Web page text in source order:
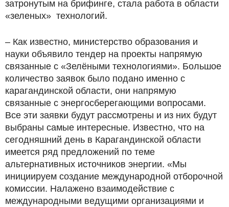
затронутым на брифинге, стала работа в области
«зеленых» технологий.
– Как известно, министерство образования и
науки объявило тендер на проекты напрямую
связанные с «Зелёными технологиями». Большое
количество заявок было подано именно с
карагандинской области, они напрямую
связанные с энергосберегающими вопросами.
Все эти заявки будут рассмотрены и из них будут
выбраны самые интересные. Известно, что на
сегодняшний день в Карагандинской области
имеется ряд предложений по теме
альтернативных источников энергии. «Мы
инициируем создание международной отборочной
комиссии. Налажено взаимодействие с
международными ведущими организациями и